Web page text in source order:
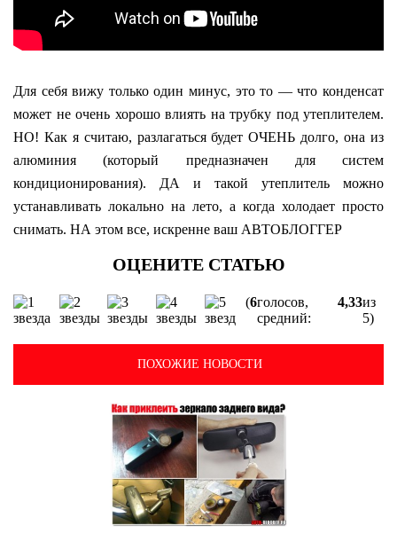
Для себя вижу только один минус, это то — что конденсат
может не очень хорошо влиять на трубку под утеплителем.
НО! Как я считаю, разлагаться будет ОЧЕНЬ долго, она из
алюминия (который предназначен для систем
кондиционирования). ДА и такой утеплитель можно
устанавливать локально на лето, а когда холодает просто
снимать. НА этом все, искренне ваш АВТОБЛОГГЕР
(6голосов,
средний:
4,33из
5)
ПОХОЖИЕ НОВОСТИ